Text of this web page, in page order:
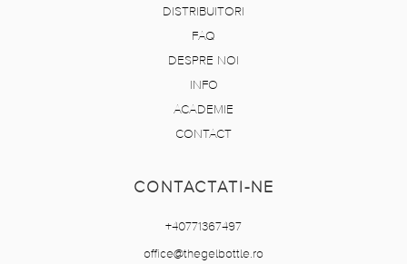
DISTRIBUITORI
FAQ
DESPRE NOI
INFO
ACADEMIE
CONTACT
CONTACTATI-NE
+40771367497
office@thegelbottle.ro